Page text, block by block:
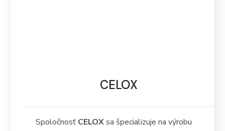
CELOX
Spoločnosť CELOXsa špecializuje na výrobu